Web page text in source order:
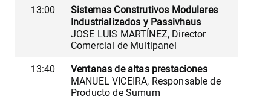
13:00
Sistemas Construtivos Modulares
Industrializados y Passivhaus
JOSE LUIS MARTÍNEZ, Director
Comercial de Multipanel
13:40
Ventanas de altas prestaciones
MANUEL VICEIRA, Responsable de
Producto de Sumum